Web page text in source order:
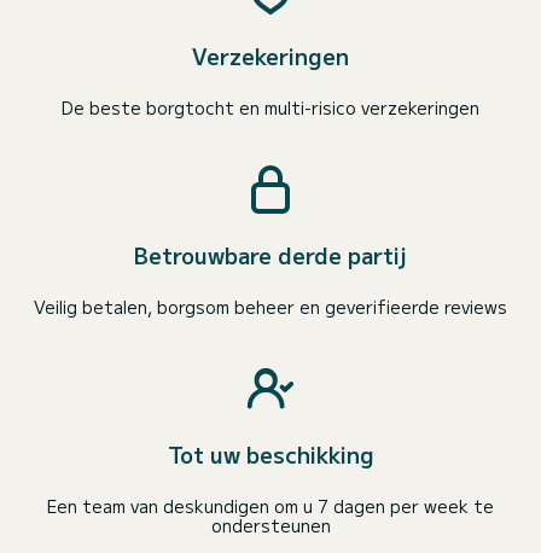
Verzekeringen
De beste borgtocht en multi-risico verzekeringen
Betrouwbare derde partij
Veilig betalen, borgsom beheer en geverifieerde reviews
Tot uw beschikking
Een team van deskundigen om u 7 dagen per week te
ondersteunen